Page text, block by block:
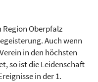
Oberpfalz
Auch wenn
in den höchsten
so ist die Leidenschaft
in der 1.